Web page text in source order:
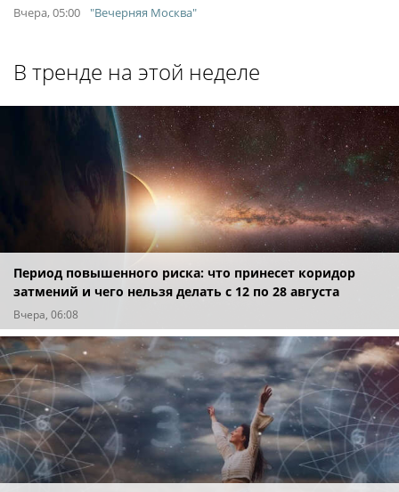
Вчера, 05:00 "Вечерняя Москва"
В тренде на этой неделе
Период повышенного риска: что принесет коридор
затмений и чего нельзя делать с 12 по 28 августа
Вчера, 06:08